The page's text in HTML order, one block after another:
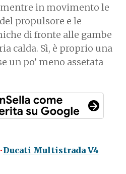
mentre in movimento le
propulsore e le
di fronte alle gambe
calda. Sì, è proprio una
un po’ meno assetata
Ducati Multistrada V4